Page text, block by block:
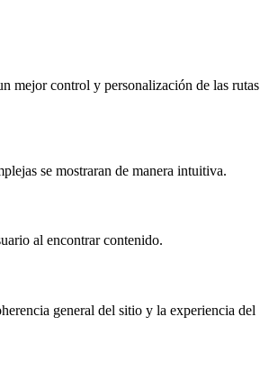
mejor control y personalización de las rutas
se mostraran de manera intuitiva.
al encontrar contenido.
general del sitio y la experiencia del